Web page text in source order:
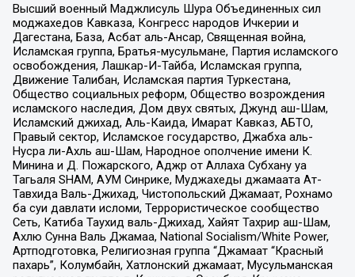
Высший военный Маджлисуль Шура Объединенных сил
моджахедов Кавказа, Конгресс народов Ичкерии и
Дагестана, База, Асбат аль-Ансар, Священная война,
Исламская группа, Братья-мусульмане, Партия исламского
освобождения, Лашкар-И-Тайба, Исламская группа,
Движение Талибан, Исламская партия Туркестана,
Общество социальных реформ, Общество возрождения
исламского наследия, Дом двух святых, Джунд аш-Шам,
Исламский джихад, Аль-Каида, Имарат Кавказ, АБТО,
Правый сектор, Исламское государство, Джабха аль-
Нусра ли-Ахль аш-Шам, Народное ополчение имени К.
Минина и Д. Пожарского, Аджр от Аллаха Субхану уа
Тагьаля SHAM, АУМ Синрике, Муджахеды джамаата Ат-
Тавхида Валь-Джихад, Чистопольский Джамаат, Рохнамо
ба суи давлати исломи, Террористическое сообщество
Сеть, Катиба Таухид валь-Джихад, Хайят Тахрир аш-Шам,
Ахлю Сунна Валь Джамаа, National Socialism/White Power,
Артподготовка, Религиозная группа “Джамаат “Красный
пахарь”, Колумбайн, Хатлонский джамаат, Мусульманская